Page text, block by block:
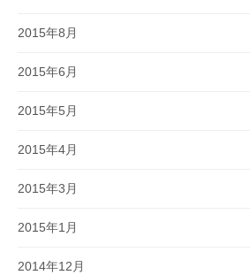
2015年8月
2015年6月
2015年5月
2015年4月
2015年3月
2015年1月
2014年12月